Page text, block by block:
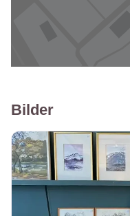
Bilder